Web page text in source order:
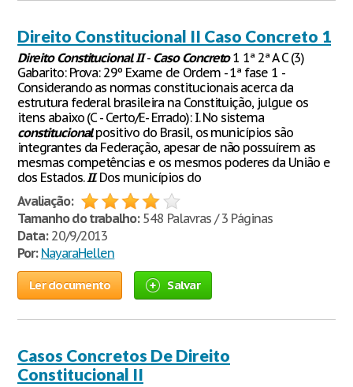
Direito Constitucional II Caso Concreto 1
Direito ConstitucionalII- Caso Concreto1 1ª 2ª A C (3)
Gabarito: Prova: 29º Exame de Ordem - 1ª fase 1 -
Considerando as normas constitucionais acerca da
estrutura federal brasileira na Constituição, julgue os
itens abaixo (C - Certo/E- Errado): I. No sistema
constitucionalpositivo do Brasil, os municípios são
integrantes da Federação, apesar de não possuírem as
mesmas competências e os mesmos poderes da União e
dos Estados.II. Dos municípios do
Avaliação:
Tamanho do trabalho:548 Palavras / 3 Páginas
Data:20/9/2013
Por: NayaraHellen
Ler documento Salvar
Casos Concretos De Direito
Constitucional II